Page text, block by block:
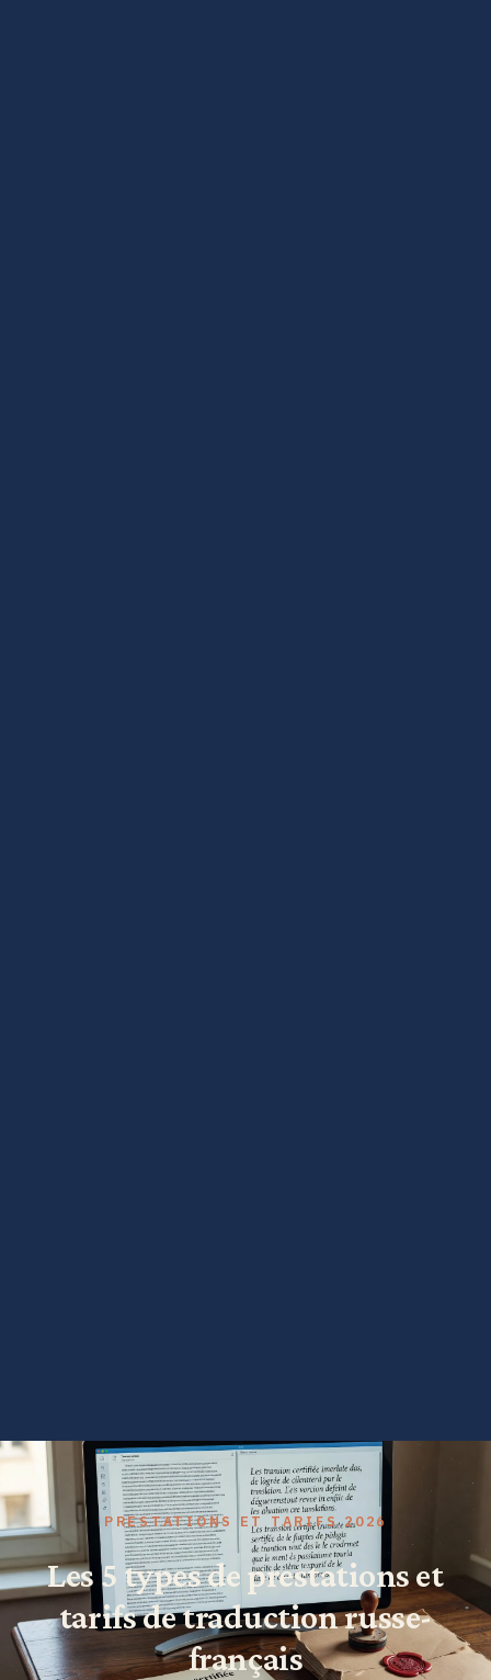
PRESTATIONS ET TARIFS 2026
Les 5 types de prestations et
tarifs de traduction russe-
français